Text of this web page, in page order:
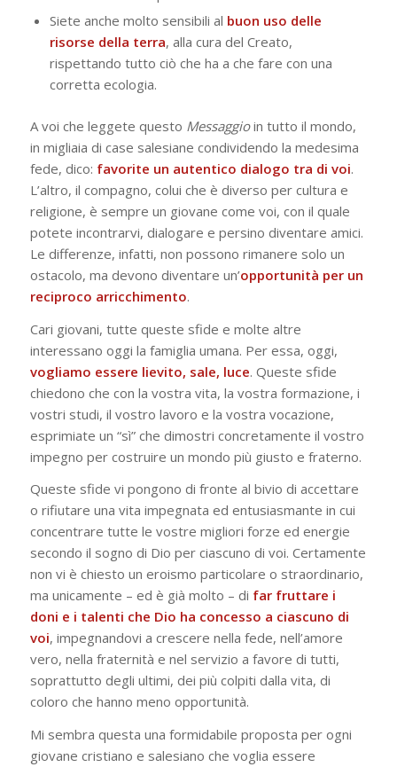
Siete anche molto sensibili al buon uso delle
risorse della terra, alla cura del Creato,
rispettando tutto ciò che ha a che fare con una
corretta ecologia.
A voi che leggete questo Messaggioin tutto il mondo,
in migliaia di case salesiane condividendo la medesima
fede, dico: favorite un autentico dialogo tra di voi.
L’altro, il compagno, colui che è diverso per cultura e
religione, è sempre un giovane come voi, con il quale
potete incontrarvi, dialogare e persino diventare amici.
Le differenze, infatti, non possono rimanere solo un
ostacolo, ma devono diventare un’opportunità per un
reciproco arricchimento.
Cari giovani, tutte queste sfide e molte altre
interessano oggi la famiglia umana. Per essa, oggi,
vogliamo essere lievito, sale, luce. Queste sfide
chiedono che con la vostra vita, la vostra formazione, i
vostri studi, il vostro lavoro e la vostra vocazione,
esprimiate un “sì” che dimostri concretamente il vostro
impegno per costruire un mondo più giusto e fraterno.
Queste sfide vi pongono di fronte al bivio di accettare
o rifiutare una vita impegnata ed entusiasmante in cui
concentrare tutte le vostre migliori forze ed energie
secondo il sogno di Dio per ciascuno di voi. Certamente
non vi è chiesto un eroismo particolare o straordinario,
ma unicamente – ed è già molto – di far fruttare i
doni e i talenti che Dio ha concesso a ciascuno di
voi, impegnandovi a crescere nella fede, nell’amore
vero, nella fraternità e nel servizio a favore di tutti,
soprattutto degli ultimi, dei più colpiti dalla vita, di
coloro che hanno meno opportunità.
Mi sembra questa una formidabile proposta per ogni
giovane cristiano e salesiano che voglia essere